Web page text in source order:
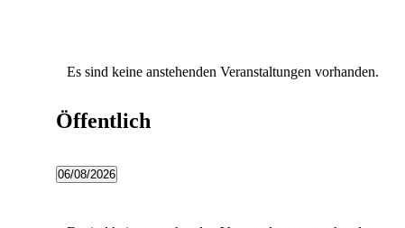
Es sind keine anstehenden Veranstaltungen vorhanden.
Öffentlich
06/08/2026